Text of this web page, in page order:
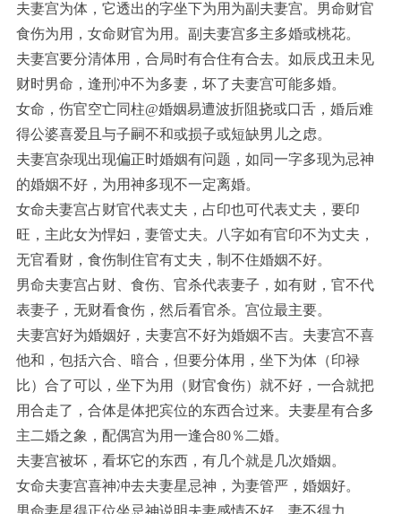
夫妻宫为体，它透出的字坐下为用为副夫妻宫。男命财官
食伤为用，女命财官为用。副夫妻宫多主多婚或桃花。
夫妻宫要分清体用，合局时有合住有合去。如辰戌丑未见
财时男命，逢刑冲不为多妻，坏了夫妻宫可能多婚。
女命，伤官空亡同柱@婚姻易遭波折阻挠或口舌，婚后难
得公婆喜爱且与子嗣不和或损子或短缺男儿之虑。
夫妻宫杂现出现偏正时婚姻有问题，如同一字多现为忌神
的婚姻不好，为用神多现不一定离婚。
女命夫妻宫占财官代表丈夫，占印也可代表丈夫，要印
旺，主此女为悍妇，妻管丈夫。八字如有官印不为丈夫，
无官看财，食伤制住官有丈夫，制不住婚姻不好。
男命夫妻宫占财、食伤、官杀代表妻子，如有财，官不代
表妻子，无财看食伤，然后看官杀。宫位最主要。
夫妻宫好为婚姻好，夫妻宫不好为婚姻不吉。夫妻宫不喜
他和，包括六合、暗合，但要分体用，坐下为体（印禄
比）合了可以，坐下为用（财官食伤）就不好，一合就把
用合走了，合体是体把宾位的东西合过来。夫妻星有合多
主二婚之象，配偶宫为用一逢合80％二婚。
夫妻宫被坏，看坏它的东西，有几个就是几次婚姻。
女命夫妻宫喜神冲去夫妻星忌神，为妻管严，婚姻好。
男命妻星得正位坐忌神说明夫妻感情不好，妻不得力。